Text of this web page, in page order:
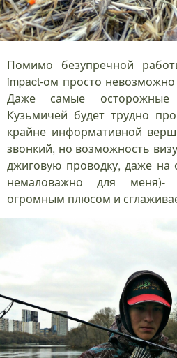
Помимо безупречной
impact-ом просто
Даже самые осторожные
Кузьмичей будет трудно
крайне информативной
звонкий, но возможность
джиговую проводку, даже на
немаловажно для меня)-
огромным плюсом и